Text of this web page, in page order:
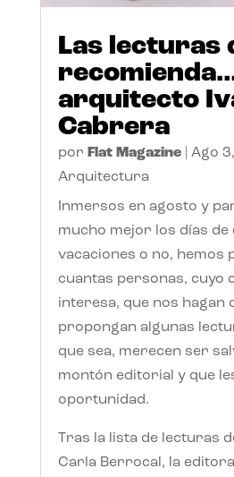
Las lecturas
arquitecto
Cabrera
por Flat Magazine| Ago
Arquitectura
Inmersos en agosto y
mucho mejor los días de
vacaciones o no, hemos
cuantas personas, cuyo
interesa, que nos hagan
propongan algunas
que sea, merecen ser
montón editorial y que
oportunidad.
Tras la lista de lecturas
Carla Berrocal, la editora